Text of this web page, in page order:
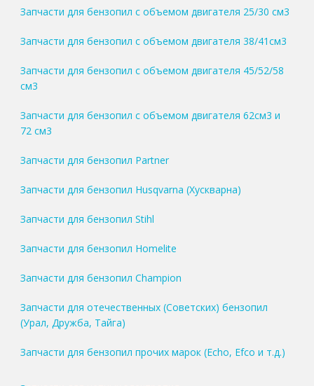
Запчасти для бензопил с объемом двигателя 25/30 см3
Запчасти для бензопил с объемом двигателя 38/41см3
Запчасти для бензопил с объемом двигателя 45/52/58
см3
Запчасти для бензопил с объемом двигателя 62см3 и
72 см3
Запчасти для бензопил Partner
Запчасти для бензопил Husqvarna (Хускварна)
Запчасти для бензопил Stihl
Запчасти для бензопил Homelite
Запчасти для бензопил Champion
Запчасти для отечественных (Советских) бензопил
(Урал, Дружба, Тайга)
Запчасти для бензопил прочих марок (Echo, Efco и т.д.)